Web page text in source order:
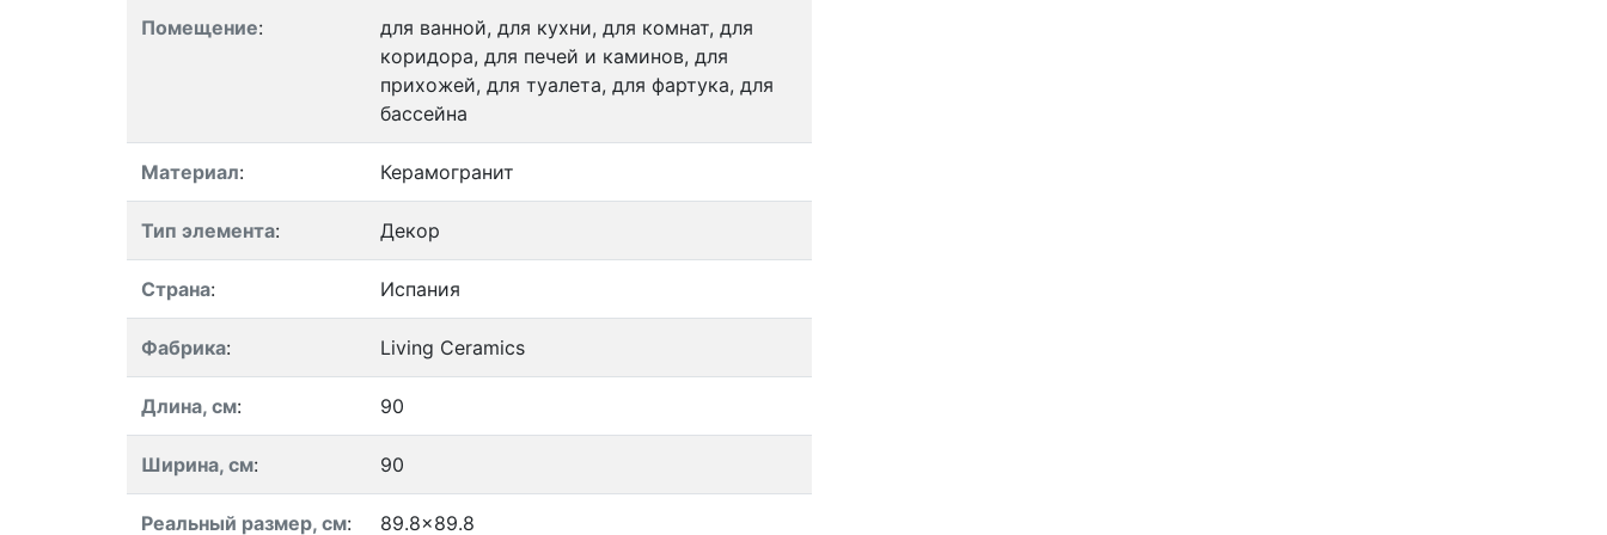
Помещение:
для ванной, для кухни, для комнат, для
коридора, для печей и каминов, для
прихожей, для туалета, для фартука, для
бассейна
Материал: Керамогранит
Тип элемента: Декор
Страна: Испания
Фабрика: Living Ceramics
Длина, см: 90
Ширина, см: 90
Реальный размер, см: 89.8x89.8